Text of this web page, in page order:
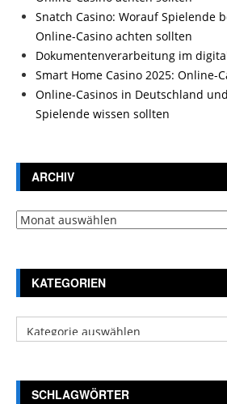
Snatch Casino: Worauf Spielende
Online-Casino achten sollten
Dokumentenverarbeitung im
Smart Home Casino 2025: Online-
Online-Casinos in Deutschland
Spielende wissen sollten
ARCHIV
Archiv
KATEGORIEN
Kategorien
SCHLAGWÖRTER